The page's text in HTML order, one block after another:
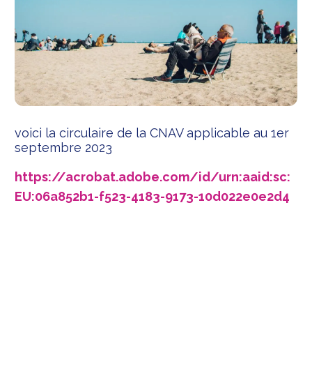
voici la circulaire de la CNAV applicable au 1er
septembre 2023
https://acrobat.adobe.com/id/urn:aaid:sc:
EU:06a852b1-f523-4183-9173-10d022e0e2d4